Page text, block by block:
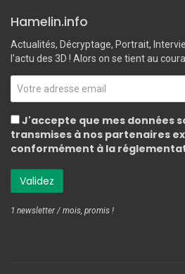
Hamelin.info
Actualités, Décryptage, Portrait,
l'actu des 3D ! Alors on se tient au
J'accepte que mes données
transmises à nos partenaires
conformément à la
1 newsletter / mois, promis !